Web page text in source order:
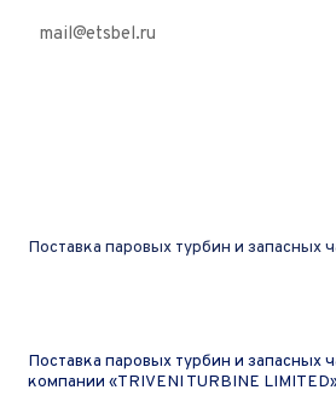
mail@etsbel.ru
Поставка паровых турбин и запасных
Поставка паровых турбин и запасных
компании «TRIVENI TURBINE